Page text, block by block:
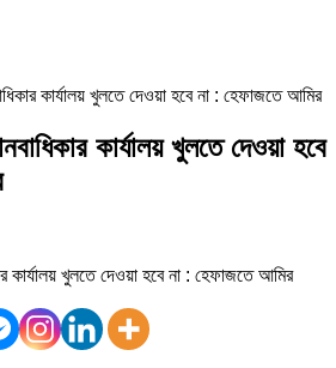
কার্যালয় খুলতে দেওয়া হবে না : হেফাজতে আমির
কার্যালয় খুলতে দেওয়া হবে